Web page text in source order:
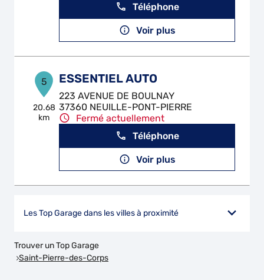
Téléphone
Voir plus
5
20.68
km
ESSENTIEL AUTO
223 AVENUE DE BOULNAY
37360 NEUILLE-PONT-PIERRE
Fermé actuellement
Téléphone
Voir plus
Les Top Garage dans les villes à proximité
Trouver un Top Garage
Saint-Pierre-des-Corps